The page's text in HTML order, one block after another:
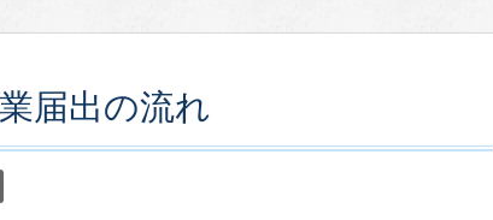
届出の流れ